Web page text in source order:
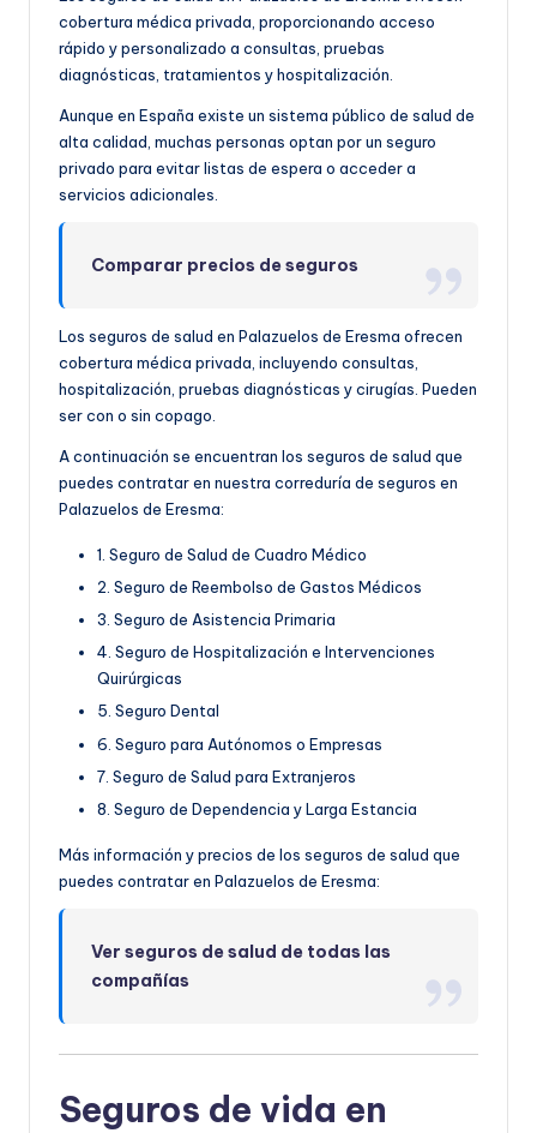
cobertura médica privada, proporcionando acceso
rápido y personalizado a consultas, pruebas
diagnósticas, tratamientos y hospitalización.
Aunque en España existe un sistema público de salud de
alta calidad, muchas personas optan por un seguro
privado para evitar listas de espera o acceder a
servicios adicionales.
Comparar precios de seguros
Los seguros de salud en Palazuelos de Eresma ofrecen
cobertura médica privada, incluyendo consultas,
hospitalización, pruebas diagnósticas y cirugías. Pueden
ser con o sin copago.
A continuación se encuentran los seguros de salud que
puedes contratar en nuestra correduría de seguros en
Palazuelos de Eresma:
1. Seguro de Salud de Cuadro Médico
2. Seguro de Reembolso de Gastos Médicos
3. Seguro de Asistencia Primaria
4. Seguro de Hospitalización e Intervenciones
Quirúrgicas
5. Seguro Dental
6. Seguro para Autónomos o Empresas
7. Seguro de Salud para Extranjeros
8. Seguro de Dependencia y Larga Estancia
Más información y precios de los seguros de salud que
puedes contratar en Palazuelos de Eresma:
Ver seguros de salud de todas las
compañías
Seguros de vida en